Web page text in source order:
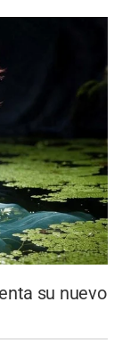
su nuevo